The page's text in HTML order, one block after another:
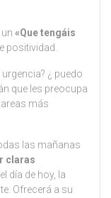
«Que tengáis
positividad.
¿ puedo
que les preocupa
más
las mañanas
claras
día de hoy, la
Ofrecerá a su